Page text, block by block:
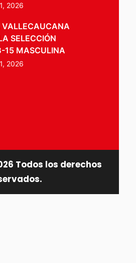
2026
VALLECAUCANA
SELECCIÓN
15 MASCULINA
2026
Todos los derechos